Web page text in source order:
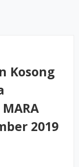
Kosong
2019